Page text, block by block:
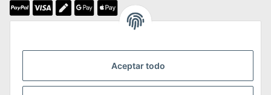
Aceptar todo